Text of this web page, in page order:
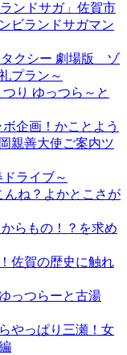
ンドサガ」佐賀市
ビランドサガマン
タクシー 劇場版 ゾ
プラン～
り ゆっつら～と
企画！かことよう
親善大使ご案内ツ
ライブ～
んね？よかとこさが
らもの！？を求め
佐賀の歴史に触れ
っつらーと古湯
やっぱり三瀬！女